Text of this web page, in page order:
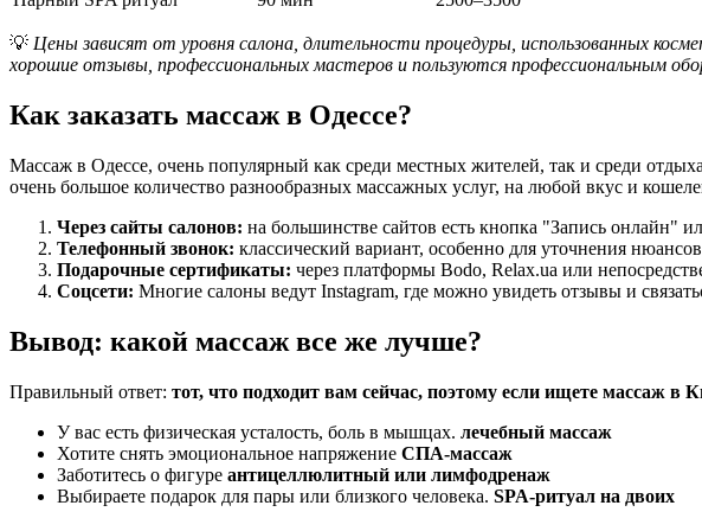
💡 Цены зависят от уровня салона, длительности процедуры, использованных
хорошие отзывы, профессиональных мастеров и пользуются профессиональным
Как заказать массаж в Одессе?
Массаж в Одессе, очень популярный как среди местных жителей, так и среди
очень большое количество разнообразных массажных услуг, на любой вкус и
Через сайты салонов: на большинстве сайтов есть кнопка "Запись онлайн"
Телефонный звонок: классический вариант, особенно для уточнения
Подарочные сертификаты: через платформы Bodo, Relax.ua или
Соцсети: Многие салоны ведут Instagram, где можно увидеть отзывы и
Вывод: какой массаж все же лучше?
Правильный ответ: тот, что подходит вам сейчас, поэтому если ищете массаж в
У вас есть физическая усталость, боль в мышцах. лечебный массаж
Хотите снять эмоциональное напряжение СПА-массаж
Заботитесь о фигуре антицеллюлитный или лимфодренаж
Выбираете подарок для пары или близкого человека. SPA-ритуал на двоих